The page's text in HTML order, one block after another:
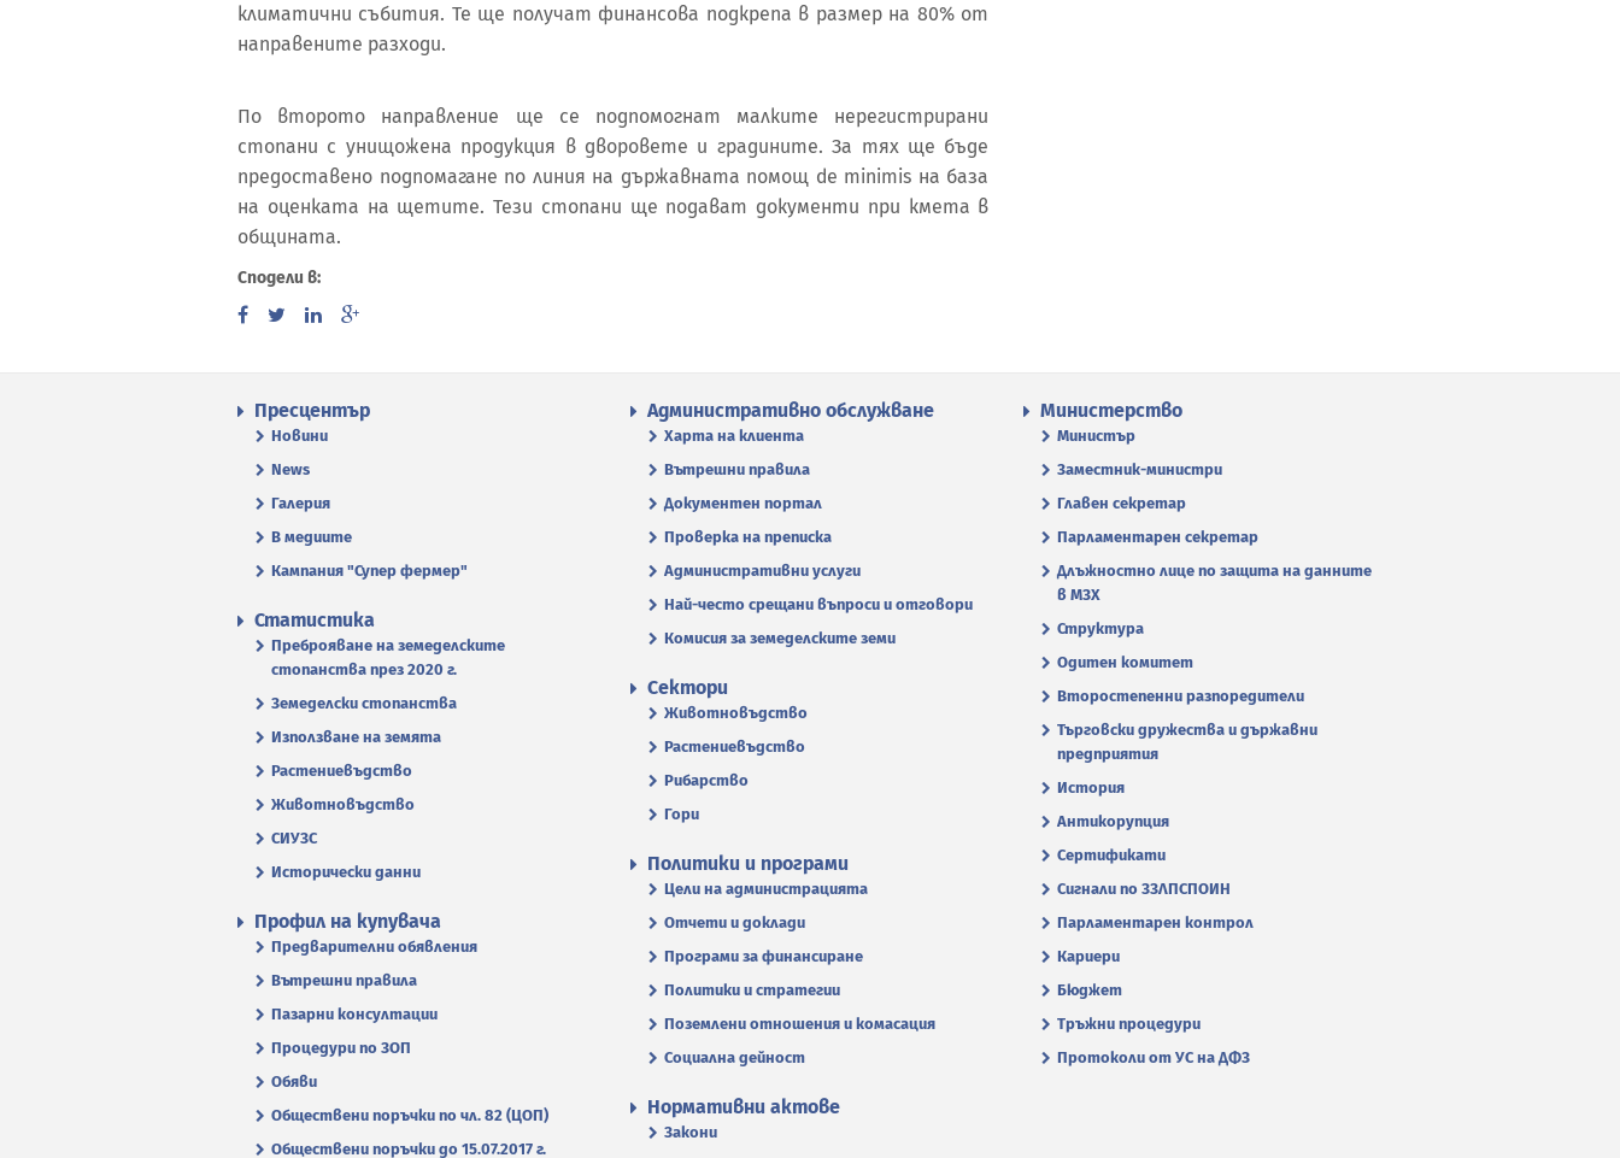
климатични събития. Те ще получат финансова подкрепа в размер на 80% от
направените разходи.
По второто направление ще се подпомогнат малките нерегистрирани
стопани с унищожена продукция в дворовете и градините. За тях ще бъде
предоставено подпомагане по линия на държавната помощ de minimis на база
на оценката на щетите. Тези стопани ще подават документи при кмета в
общината.
Сподели в:
Пресцентър
Новини
News
Галерия
В медиите
Кампания "Супер фермер"
Административно обслужване
Харта на клиента
Вътрешни правила
Документен портал
Проверка на преписка
Административни услуги
Най-често срещани въпроси и отговори
Комисия за земеделските земи
Министерство
Министър
Заместник-министри
Главен секретар
Парламентарен секретар
Длъжностно лице по защита на данните
в МЗХ
Структура
Одитен комитет
Второстепенни разпоредители
Търговски дружества и държавни
предприятия
История
Антикорупция
Сертификати
Сигнали по ЗЗЛПСПОИН
Парламентарен контрол
Кариери
Бюджет
Тръжни процедури
Протоколи от УС на ДФЗ
Статистика
Преброяване на земеделските
стопанства през 2020 г.
Земеделски стопанства
Използване на земята
Растениевъдство
Животновъдство
СИУЗС
Исторически данни
Сектори
Животновъдство
Растениевъдство
Рибарство
Гори
Политики и програми
Цели на администрацията
Отчети и доклади
Програми за финансиране
Политики и стратегии
Поземлени отношения и комасация
Социална дейност
Профил на купувача
Предварителни обявления
Вътрешни правила
Пазарни консултации
Процедури по ЗОП
Обяви
Обществени поръчки по чл. 82 (ЦОП)
Обществени поръчки до 15.07.2017 г.
Нормативни актове
Закони